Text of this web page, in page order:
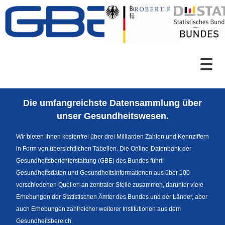
Zum Inhalt
Sprachumschaltung
Die umfangreichste Datensammlung über
unser Gesundheitswesen.
Wir bieten Ihnen kostenfrei über drei Milliarden Zahlen und Kennziffern
in Form von übersichtlichen Tabellen. Die Online-Datenbank der
Gesundheitsberichterstattung (GBE) des Bundes führt
Gesundheitsdaten und Gesundheitsinformationen aus über 100
verschiedenen Quellen an zentraler Stelle zusammen, darunter viele
Erhebungen der Statistischen Ämter des Bundes und der Länder, aber
auch Erhebungen zahlreicher weiterer Institutionen aus dem
Gesundheitsbereich.